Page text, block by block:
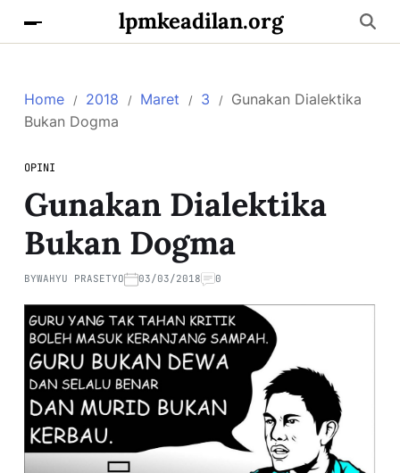
lpmkeadilan.org
Home 2018 Maret 3
Gunakan Dialektika
Bukan Dogma
OPINI
Gunakan Dialektika
Bukan Dogma
BYWAHYU PRASETYO 03/03/2018 0